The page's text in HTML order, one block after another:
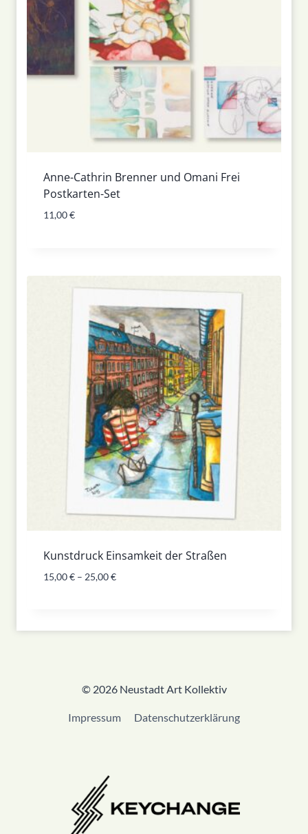
Anne-Cathrin Brenner und Omani Frei
Postkarten-Set
11,00€
Kunstdruck Einsamkeit der Straßen
15,00€ – 25,00€
© 2026 Neustadt Art Kollektiv
Impressum Datenschutzerklärung